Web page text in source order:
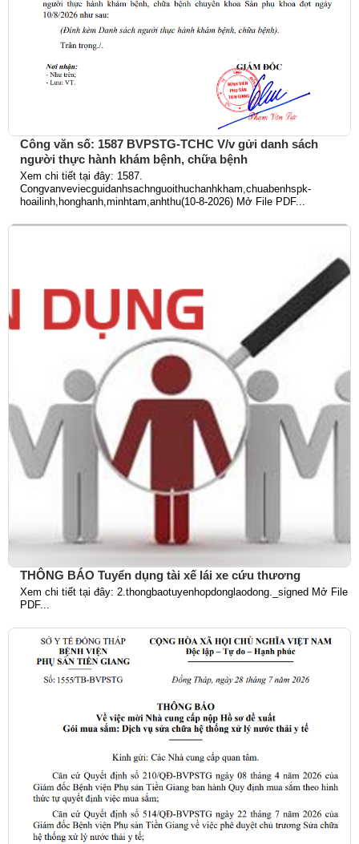
Công văn số: 1587 BVPSTG-TCHC V/v gửi danh sách
người thực hành khám bệnh, chữa bệnh
Xem chi tiết tại đây: 1587.
Congvanveviecguidanhsachnguoithuchanhkham,chuabenhspk-
hoailinh,honghanh,minhtam,anhthu(10-8-2026) Mở File PDF...
THÔNG BÁO Tuyển dụng tài xế lái xe cứu thương
Xem chi tiết tại đây: 2.thongbaotuyenhopdonglaodong._signed Mở File
PDF...